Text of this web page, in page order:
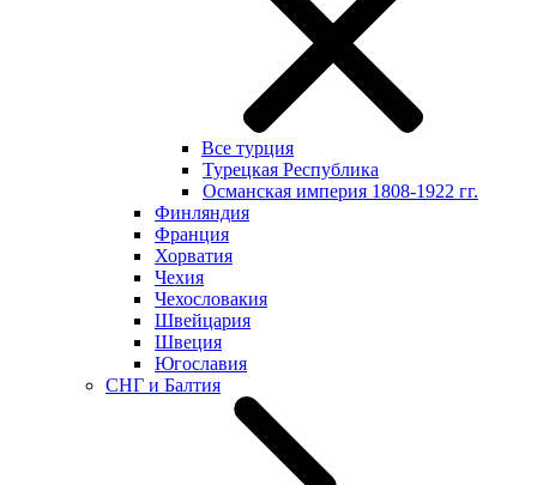
Все турция
Турецкая Республика
Османская империя 1808-1922 гг.
Финляндия
Франция
Хорватия
Чехия
Чехословакия
Швейцария
Швеция
Югославия
СНГ и Балтия